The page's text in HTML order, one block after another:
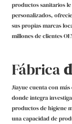
productos sanitarios
personalizados,
sus propias marcas
millones de clientes
Fábrica
Jiayue cuenta con
donde integra
productos de higiene
una capacidad de